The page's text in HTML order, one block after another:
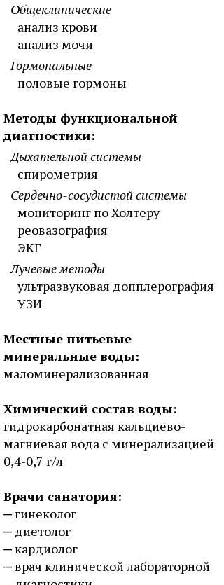
Общеклинические
анализ крови
анализ мочи
Гормональные
половые гормоны
Методы функциональной
диагностики:
Дыхательной системы
спирометрия
Сердечно-сосудистой системы
мониторинг по Холтеру
реовазография
ЭКГ
Лучевые методы
ультразвуковая допплерография
УЗИ
Местные питьевые
минеральные воды:
маломинерализованная
Химический состав воды:
гидрокарбонатная кальциево-
магниевая вода с минерализацией
0,4-0,7 г/л
Врачи санатория:
гинеколог
диетолог
кардиолог
врач клинической лабораторной